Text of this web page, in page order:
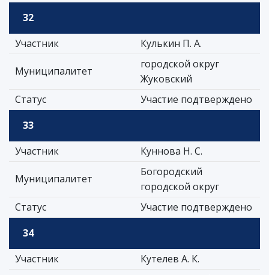
32
Участник
Кулькин П. А.
Муниципалитет
городской округ
Жуковский
Статус
Участие подтверждено
33
Участник
Куннова Н. С.
Муниципалитет
Богородский
городской округ
Статус
Участие подтверждено
34
Участник
Кутелев А. К.